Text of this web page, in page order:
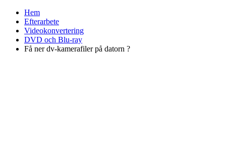
Hem
Efterarbete
Videokonvertering
DVD och Blu-ray
Få ner dv-kamerafiler på datorn ?